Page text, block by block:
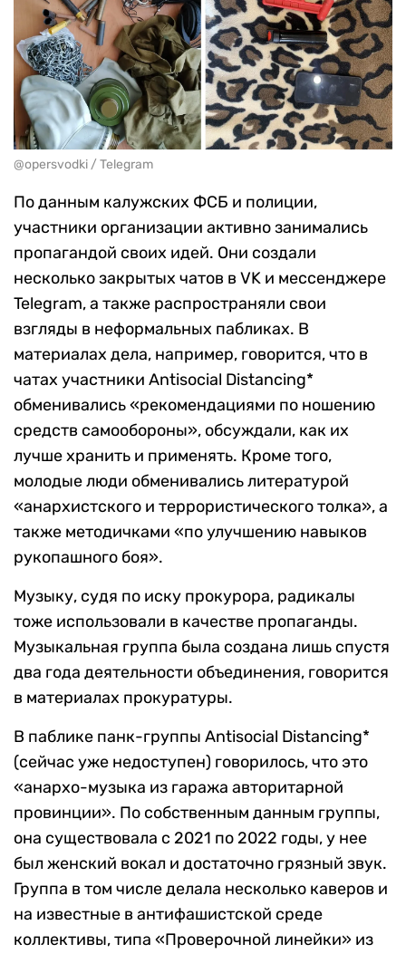
@opersvodki / Telegram
По данным калужских ФСБ и полиции,
участники организации активно занимались
пропагандой своих идей. Они создали
несколько закрытых чатов в VK и мессенджере
Telegram, а также распространяли свои
взгляды в неформальных пабликах. В
материалах дела, например, говорится, что в
чатах участники Antisocial Distancing*
обменивались «рекомендациями по ношению
средств самообороны», обсуждали, как их
лучше хранить и применять. Кроме того,
молодые люди обменивались литературой
«анархистского и террористического толка», а
также методичками «по улучшению навыков
рукопашного боя».
Музыку, судя по иску прокурора, радикалы
тоже использовали в качестве пропаганды.
Музыкальная группа была создана лишь спустя
два года деятельности объединения, говорится
в материалах прокуратуры.
В паблике панк-группы Antisocial Distancing*
(сейчас уже недоступен) говорилось, что это
«анархо-музыка из гаража авторитарной
провинции». По собственным данным группы,
она существовала с 2021 по 2022 годы, у нее
был женский вокал и достаточно грязный звук.
Группа в том числе делала несколько каверов и
на известные в антифашистской среде
коллективы, типа «Проверочной линейки» из